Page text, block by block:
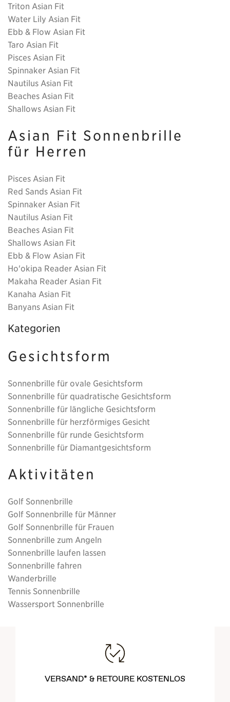
Triton Asian Fit
Water Lily Asian Fit
Ebb & Flow Asian Fit
Taro Asian Fit
Pisces Asian Fit
Spinnaker Asian Fit
Nautilus Asian Fit
Beaches Asian Fit
Shallows Asian Fit
Asian Fit Sonnenbrille
für Herren
Pisces Asian Fit
Red Sands Asian Fit
Spinnaker Asian Fit
Nautilus Asian Fit
Beaches Asian Fit
Shallows Asian Fit
Ebb & Flow Asian Fit
Ho'okipa Reader Asian Fit
Makaha Reader Asian Fit
Kanaha Asian Fit
Banyans Asian Fit
Kategorien
Gesichtsform
Sonnenbrille für ovale Gesichtsform
Sonnenbrille für quadratische Gesichtsform
Sonnenbrille für längliche Gesichtsform
Sonnenbrille für herzförmiges Gesicht
Sonnenbrille für runde Gesichtsform
Sonnenbrille für Diamantgesichtsform
Aktivitäten
Golf Sonnenbrille
Golf Sonnenbrille für Männer
Golf Sonnenbrille für Frauen
Sonnenbrille zum Angeln
Sonnenbrille laufen lassen
Sonnenbrille fahren
Wanderbrille
Tennis Sonnenbrille
Wassersport Sonnenbrille
VERSAND* & RETOURE KOSTENLOS